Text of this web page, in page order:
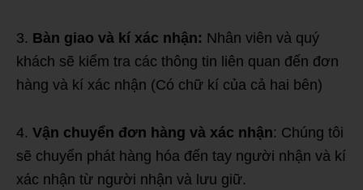
3. Bàn giao và kí xác nhận: Nhân viên và quý
khách sẽ kiểm tra các thông tin liên quan đến đơn
hàng và kí xác nhận (Có chữ kí của cả hai bên)
4. Vận chuyển đơn hàng và xác nhận: Chúng tôi
sẽ chuyển phát hàng hóa đến tay người nhận và kí
xác nhận từ người nhận và lưu giữ.